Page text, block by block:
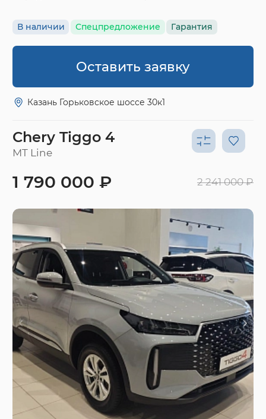
В наличии Спецпредложение Гарантия
Оставить заявку
Казань Горьковское шоссе 30к1
Chery Tiggo 4
MT Line
1 790 000 ₽ 2 241 000 ₽